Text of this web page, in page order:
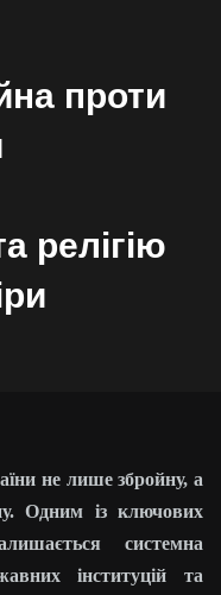
проти
релігію
не лише збройну, а
Одним із ключових
системна
інституцій та